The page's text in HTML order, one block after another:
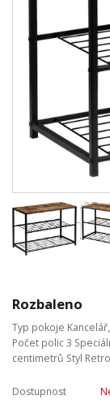
Rozbaleno
Typ pokoje
Počet polic 3
centimetrů Styl Retro
Dostupnost